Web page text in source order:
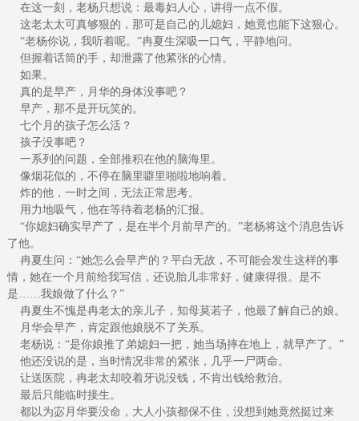
在这一刻，老杨只想说：最毒妇人心，讲得一点不假。
这老太太可真够狠的，那可是自己的儿媳妇，她竟也能下这狠心。
“老杨你说，我听着呢。”冉夏生深吸一口气，平静地问。
但握着话筒的手，却泄露了他紧张的心情。
如果。
真的是早产，月华的身体没事吧？
早产，那不是开玩笑的。
七个月的孩子怎么活？
孩子没事吧？
一系列的问题，全部推积在他的脑海里。
像烟花似的，不停在脑里噼里啪啦地响着。
炸的他，一时之间，无法正常思考。
用力地吸气，他在等待着老杨的汇报。
“你媳妇确实早产了，是在半个月前早产的。”老杨将这个消息告诉
了他。
冉夏生问：“她怎么会早产的？平白无故，不可能会发生这样的事
情，她在一个月前给我写信，还说胎儿非常好，健康得很。是不
是……我娘做了什么？”
冉夏生不愧是冉老太的亲儿子，知母莫若子，他最了解自己的娘。
月华会早产，肯定跟他娘脱不了关系。
老杨说：“是你娘推了弟媳妇一把，她当场摔在地上，就早产了。”
他还没说的是，当时情况非常的紧张，几乎一尸两命。
让送医院，冉老太却咬着牙说没钱，不肯出钱给救治。
最后只能临时接生。
都以为宓月华要没命，大人小孩都保不住，没想到她竟然挺过来